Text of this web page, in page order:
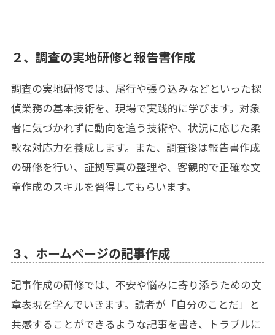
２、調査の実地研修と報告書作成
調査の実地研修では、尾行や張り込みなどといった探
偵業務の基本技術を、現場で実践的に学びます。対象
者に気づかれずに動向を追う技術や、状況に応じた柔
軟な対応力を養成します。また、調査後は報告書作成
の研修を行い、証拠写真の整理や、客観的で正確な文
章作成のスキルを習得してもらいます。
３、ホームページの記事作成
記事作成の研修では、不安や悩みに寄り添うための文
章表現を学んでいきます。読者が「自分のことだ」と
共感することができるような記事を書き、トラブルに